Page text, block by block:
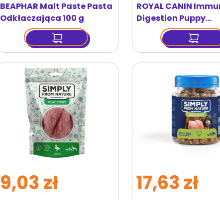
BEAPHAR Malt Paste Pasta
Odkłaczająca 100 g
ROYAL CANIN
Digestion Puppy
Supplements 100g
suplement na
trawienie i
szczeniąt
9,03 zł 17,63 zł